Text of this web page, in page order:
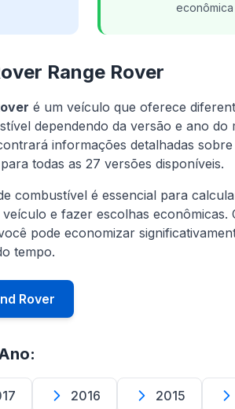
econômica
Range Rover
é um veículo que oferece
dependendo da versão e ano do
informações detalhadas
todas as 27 versões disponíveis.
combustível é essencial para
e fazer escolhas econômicas.
pode economizar
tempo.
Rover
2016 2015